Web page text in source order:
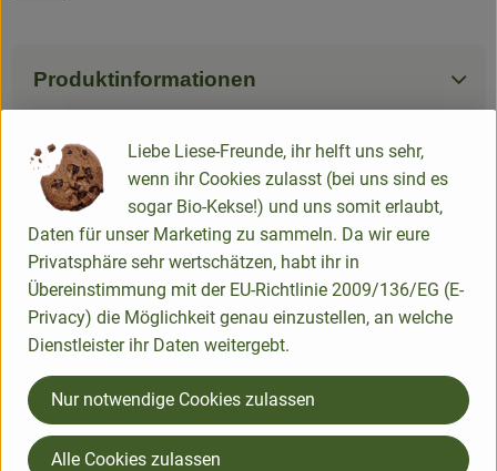
Produktinformationen
Zutaten
Nährwert-Info
Produktdatenblatt
Herkunft
Liebe Liese-Freunde, ihr helft uns sehr,
wenn ihr Cookies zulasst (bei uns sind es
sogar Bio-Kekse!) und uns somit erlaubt,
Daten für unser Marketing zu sammeln. Da wir eure
Privatsphäre sehr wertschätzen, habt ihr in
Übereinstimmung mit der EU-Richtlinie 2009/136/EG (E-
Privacy) die Möglichkeit genau einzustellen, an welche
Dienstleister ihr Daten weitergebt.
Nur notwendige Cookies zulassen
Alle Cookies zulassen